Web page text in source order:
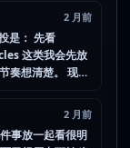
。 这种时候最怕
2 月前
是： 先看
这类我会先放
奏想清楚。 现在
selecti… #空
2 月前
事放一起看很明